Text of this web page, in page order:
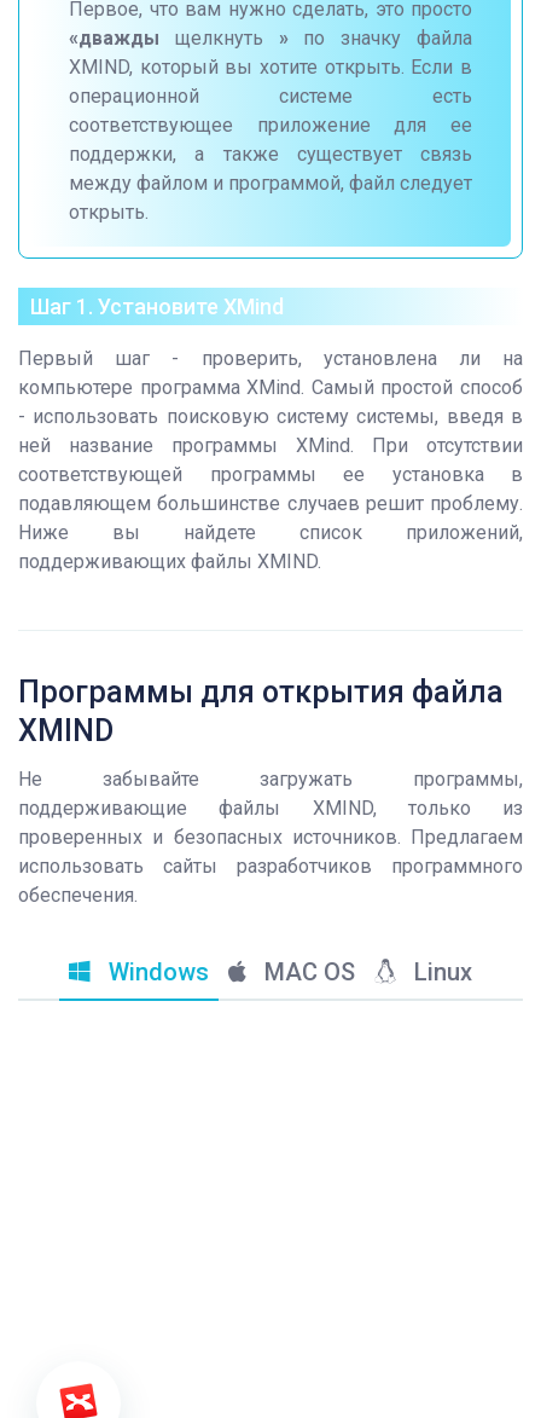
Первое, что вам нужно сделать, это просто
«дважды щелкнуть »по значку файла
XMIND, который вы хотите открыть. Если в
операционной системе есть
соответствующее приложение для ее
поддержки, а также существует связь
между файлом и программой, файл следует
открыть.
Шаг 1. Установите XMind
Первый шаг - проверить, установлена ли на
компьютере программа XMind. Самый простой способ
- использовать поисковую систему системы, введя в
ней название программы XMind. При отсутствии
соответствующей программы ее установка в
подавляющем большинстве случаев решит проблему.
Ниже вы найдете список приложений,
поддерживающих файлы XMIND.
Программы для открытия файла
XMIND
Не забывайте загружать программы,
поддерживающие файлы XMIND, только из
проверенных и безопасных источников. Предлагаем
использовать сайты разработчиков программного
обеспечения.
Windows MAC OS Linux